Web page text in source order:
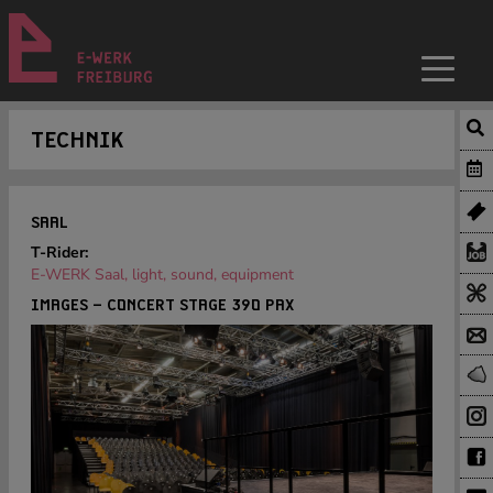
TECHNIK
SAAL
T-Rider:
E-WERK Saal, light, sound, equipment
IMAGES – CONCERT STAGE 390 PAX